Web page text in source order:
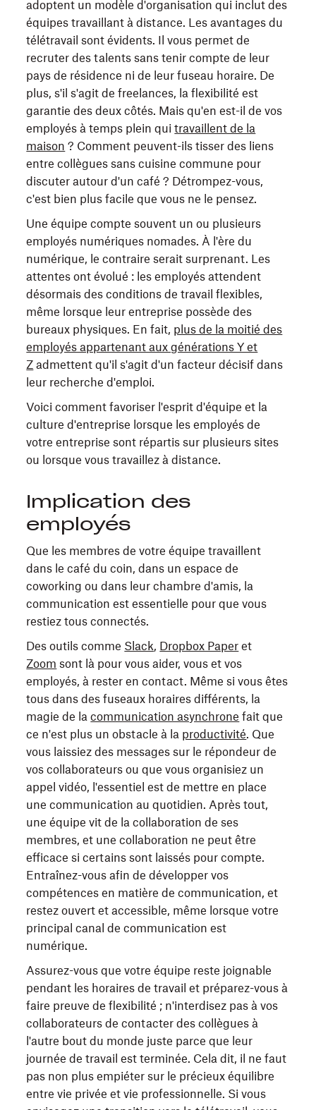
adoptent un modèle d'organisation qui inclut des
équipes travaillant à distance. Les avantages du
télétravail sont évidents. Il vous permet de
recruter des talents sans tenir compte de leur
pays de résidence ni de leur fuseau horaire. De
plus, s'il s'agit de freelances, la flexibilité est
garantie des deux côtés. Mais qu'en est-il de vos
employés à temps plein quitravaillent de la
maison ? Comment peuvent-ils tisser des liens
entre collègues sans cuisine commune pour
discuter autour d'un café ? Détrompez-vous,
c'est bien plus facile que vous ne le pensez.
Une équipe compte souvent un ou plusieurs
employés numériques nomades. À l'ère du
numérique, le contraire serait surprenant. Les
attentes ont évolué : les employés attendent
désormais des conditions de travail flexibles,
même lorsque leur entreprise possède des
bureaux physiques. En fait, plus de la moitié des
employés appartenant aux générations Y et
Z admettent qu'il s'agit d'un facteur décisif dans
leur recherche d'emploi.
Voici comment favoriser l'esprit d'équipe et la
culture d'entreprise lorsque les employés de
votre entreprise sont répartis sur plusieurs sites
ou lorsque vous travaillez à distance.
Implication des
employés
Que les membres de votre équipe travaillent
dans le café du coin, dans un espace de
coworking ou dans leur chambre d'amis, la
communication est essentielle pour que vous
restiez tous connectés.
Des outils comme Slack, Dropbox Paper et
Zoom sont là pour vous aider, vous et vos
employés, à rester en contact. Même si vous êtes
tous dans des fuseaux horaires différents, la
magie de lacommunication asynchrone fait que
ce n'est plus un obstacle à la productivité. Que
vous laissiez des messages sur le répondeur de
vos collaborateurs ou que vous organisiez un
appel vidéo, l'essentiel est de mettre en place
une communication au quotidien. Après tout,
une équipe vit de la collaboration de ses
membres, et une collaboration ne peut être
efficace si certains sont laissés pour compte.
Entraînez-vous afin de développer vos
compétences en matière de communication, et
restez ouvert et accessible, même lorsque votre
principal canal de communication est
numérique.
Assurez-vous que votre équipe reste joignable
pendant les horaires de travail et préparez-vous à
faire preuve de flexibilité ; n'interdisez pas à vos
collaborateurs de contacter des collègues à
l'autre bout du monde juste parce que leur
journée de travail est terminée. Cela dit, il ne faut
pas non plus empiéter sur le précieux équilibre
entre vie privée et vie professionnelle. Si vous